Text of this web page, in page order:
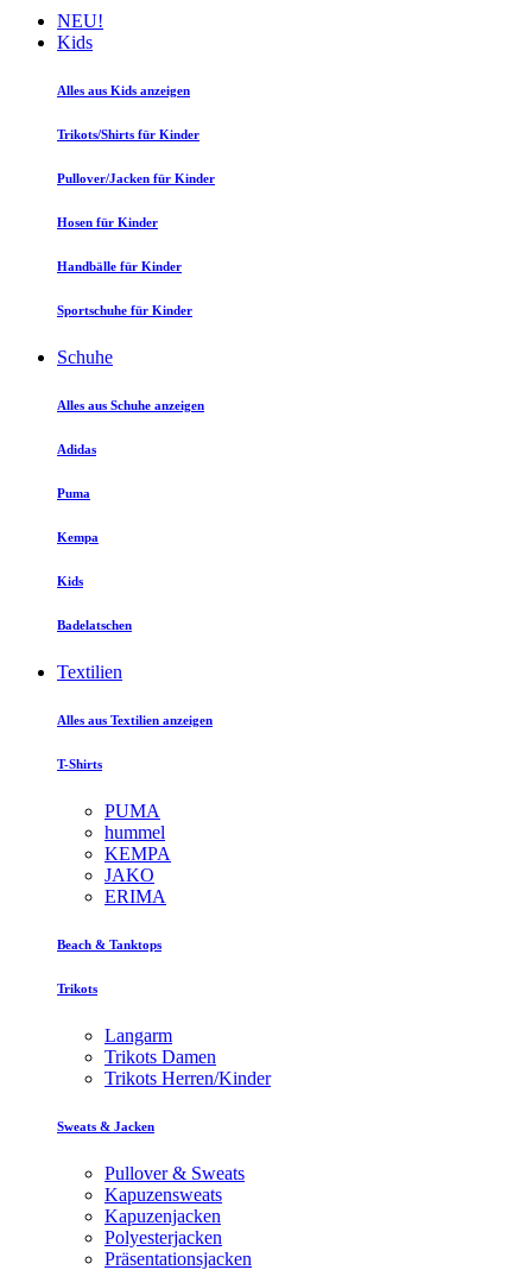
NEU!
Kids
Alles aus Kids anzeigen
Trikots/Shirts für Kinder
Pullover/Jacken für Kinder
Hosen für Kinder
Handbälle für Kinder
Sportschuhe für Kinder
Schuhe
Alles aus Schuhe anzeigen
Adidas
Puma
Kempa
Kids
Badelatschen
Textilien
Alles aus Textilien anzeigen
T-Shirts
PUMA
hummel
KEMPA
JAKO
ERIMA
Beach & Tanktops
Trikots
Langarm
Trikots Damen
Trikots Herren/Kinder
Sweats & Jacken
Pullover & Sweats
Kapuzensweats
Kapuzenjacken
Polyesterjacken
Präsentationsjacken